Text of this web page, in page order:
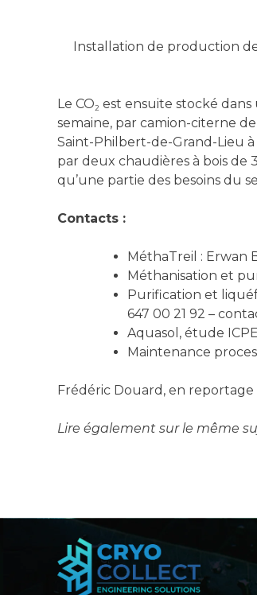
Installation de production
Le CO2 est ensuite stocké dans
semaine, par camion-citerne
Saint-Philbert-de-Grand-Lieu
par deux chaudières à bois de
qu’une partie des besoins du
Contacts :
MéthaTreil : Erwan
Méthanisation et
Purification et
647 00 21 92 –
Aquasol, étude
Maintenance
Frédéric Douard, en reportage
Lire également sur le même